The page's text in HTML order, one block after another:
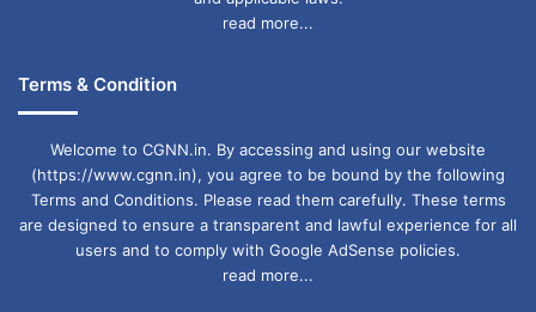
पत्रकारों के साथ साझा करते हुए सौरभ भारद्वाज ने कहा कि
कि उनके द्वारा 468 पेड़ वन्य क्षेत्र के और 174 पेड़ गैर
वन्य क्षेत्र के काटे गए हैं. भारद्वाज ने कहा कि हालांकि हमारा
आंकड़ा लगभग 1100 पेड़ काटे जाने का है, परंतु यह बड़ी
बात है कि डीडीए ने कम से कम इतने पेड़ काटे जाने की बात
स्वीकार की है. पहले तो पेड़ काटने की बात से ही इनकार
read more...
Terms & Condition
Welcome to CGNN.in. By accessing and using our website
(https://www.cgnn.in), you agree to be bound by the following
Terms and Conditions. Please read them carefully. These terms
are designed to ensure a transparent and lawful experience for all
users and to comply with Google AdSense policies.
read more...